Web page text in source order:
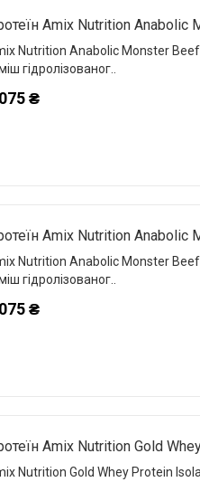
Amix Nutrition Anabolic
Nutrition Anabolic Monster Beef
гідролізованог..
₴
Amix Nutrition Anabolic
Nutrition Anabolic Monster Beef
гідролізованог..
₴
Amix Nutrition Gold
Nutrition Gold Whey Protein